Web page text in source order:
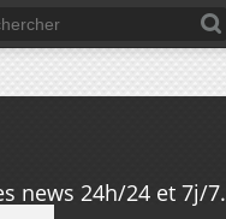
news 24h/24 et 7j/7.